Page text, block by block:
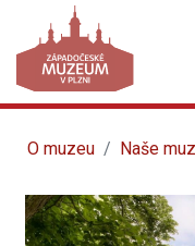
O muzeu Naše